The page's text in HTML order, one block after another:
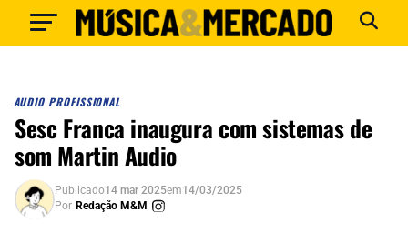
AUDIO PROFISSIONAL
Sesc Franca inaugura com sistemas de
som Martin Audio
Publicado14 mar 2025em14/03/2025
Por Redação M&M